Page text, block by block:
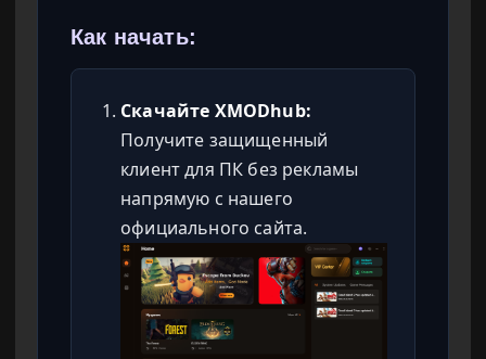
Как начать:
Скачайте XMODhub:
Получите защищенный
клиент для ПК без рекламы
напрямую с нашего
официального сайта.